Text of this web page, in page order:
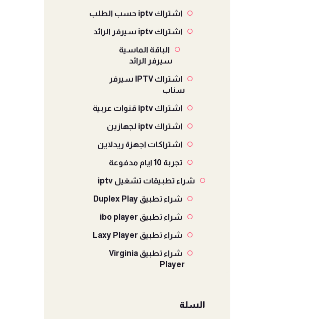
اشتراك iptv حسب الطلب
اشتراك iptv سيرفر الرائد
الباقة الماسية
سيرفر الرائد
اشتراك IPTV سيرفر
سناب
اشتراك iptv قنوات عربية
اشتراك iptv لجهازين
اشتراكات اجهزة ريدلاين
تجربة 10 ايام مدفوعة
شراء تطبيقات تشغيل iptv
شراء تطبيق Duplex Play
شراء تطبيق ibo player
شراء تطبيق Laxy Player
شراء تطبيق Virginia
Player
السلة